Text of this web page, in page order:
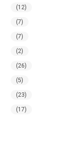
(12)
(7)
(7)
(2)
(26)
(5)
(23)
(17)